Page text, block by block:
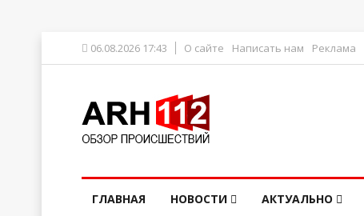
06.08.2026 17:43 О сайте Написать нам Реклама
ГЛАВНАЯ НОВОСТИ АКТУАЛЬНО